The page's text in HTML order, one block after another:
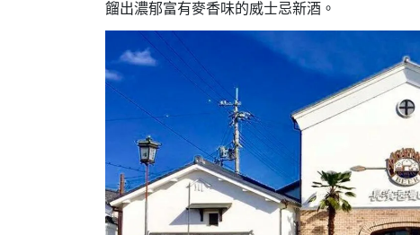
餾出濃郁富有麥香味的威士忌新酒。